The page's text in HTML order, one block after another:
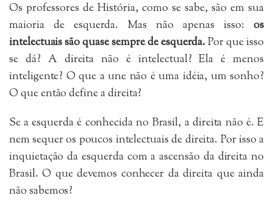
Os professores de História, como se sabe, são em sua
maioria de esquerda. Mas não apenas isso:os
intelectuais são quase sempre de esquerda.Por que isso
se dá? A direita não é intelectual? Ela é menos
inteligente? O que a une não é uma idéia, um sonho?
O que então define a direita?
Se a esquerda é conhecida no Brasil, a direita não é. E
nem sequer os poucos intelectuais de direita. Por isso a
inquietação da esquerda com a ascensão da direita no
Brasil. O que devemos conhecer da direita que ainda
não sabemos?